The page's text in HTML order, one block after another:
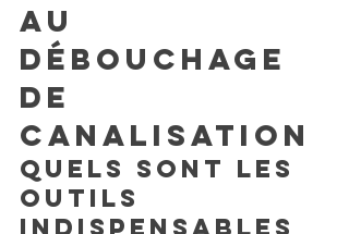
au
débouchage
de
canalisation
Quels sont les
outils
indispensables